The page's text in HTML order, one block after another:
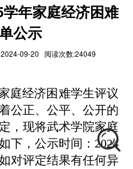
年家庭经济困难
公示
09-20 阅读次数:24049
庭经济困难学生评议
公正、公平、公开的
，现将武术学院家庭
下，公示时间： 2024
对评定结果有任何异